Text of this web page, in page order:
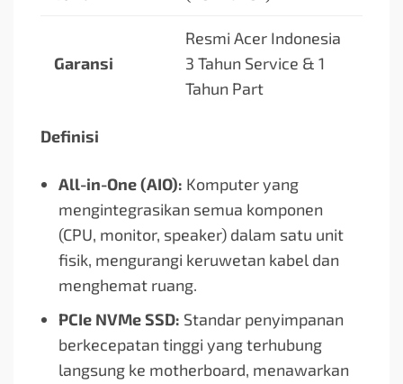
Garansi
Resmi Acer Indonesia
3 Tahun Service & 1
Tahun Part
Definisi
All-in-One (AIO): Komputer yang
mengintegrasikan semua komponen
(CPU, monitor, speaker) dalam satu unit
fisik, mengurangi keruwetan kabel dan
menghemat ruang.
PCIe NVMe SSD: Standar penyimpanan
berkecepatan tinggi yang terhubung
langsung ke motherboard, menawarkan